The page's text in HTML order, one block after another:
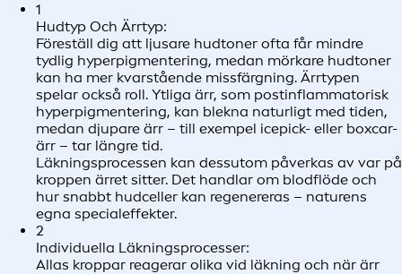
1
Hudtyp Och Ärrtyp:
Föreställ dig att ljusare hudtoner ofta får mindre
tydlig hyperpigmentering, medan mörkare hudtoner
kan ha mer kvarstående missfärgning. Ärrtypen
spelar också roll. Ytliga ärr, som postinflammatorisk
hyperpigmentering, kan blekna naturligt med tiden,
medan djupare ärr – till exempel icepick- eller boxcar-
ärr – tar längre tid.
Läkningsprocessen kan dessutom påverkas av var på
kroppen ärret sitter. Det handlar om blodflöde och
hur snabbt hudceller kan regenereras – naturens
egna specialeffekter.
2
Individuella Läkningsprocesser:
Allas kroppar reagerar olika vid läkning och när ärr